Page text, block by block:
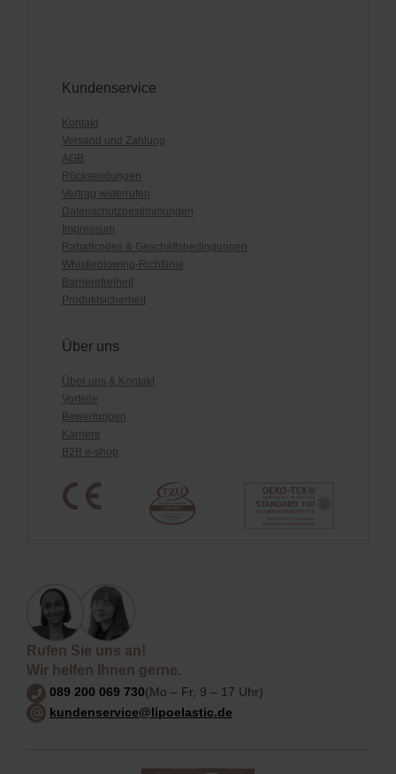
Kundenservice
Kontakt
Versand und Zahlung
AGB
Rücksendungen
Vertrag widerrufen
Datenschutzbestimmungen
Impressum
Rabattcodes & Geschäftsbedingungen
Whistleblowing-Richtlinie
Barrierefreiheit
Produktsicherheit
Über uns
Über uns & Kontakt
Vorteile
Bewertungen
Karriere
B2B e-shop
Rufen Sie uns an!
Wir helfen Ihnen gerne.
089 200 069 730(Mo – Fr, 9 – 17 Uhr)
kundenservice@lipoelastic.de